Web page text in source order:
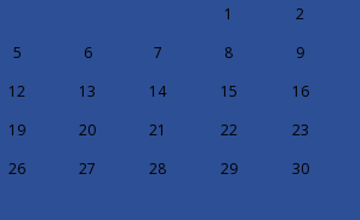
1
2
5 6 7 8
9
12 13 14 15
16
19 20 21 22
23
26 27 28 29
30